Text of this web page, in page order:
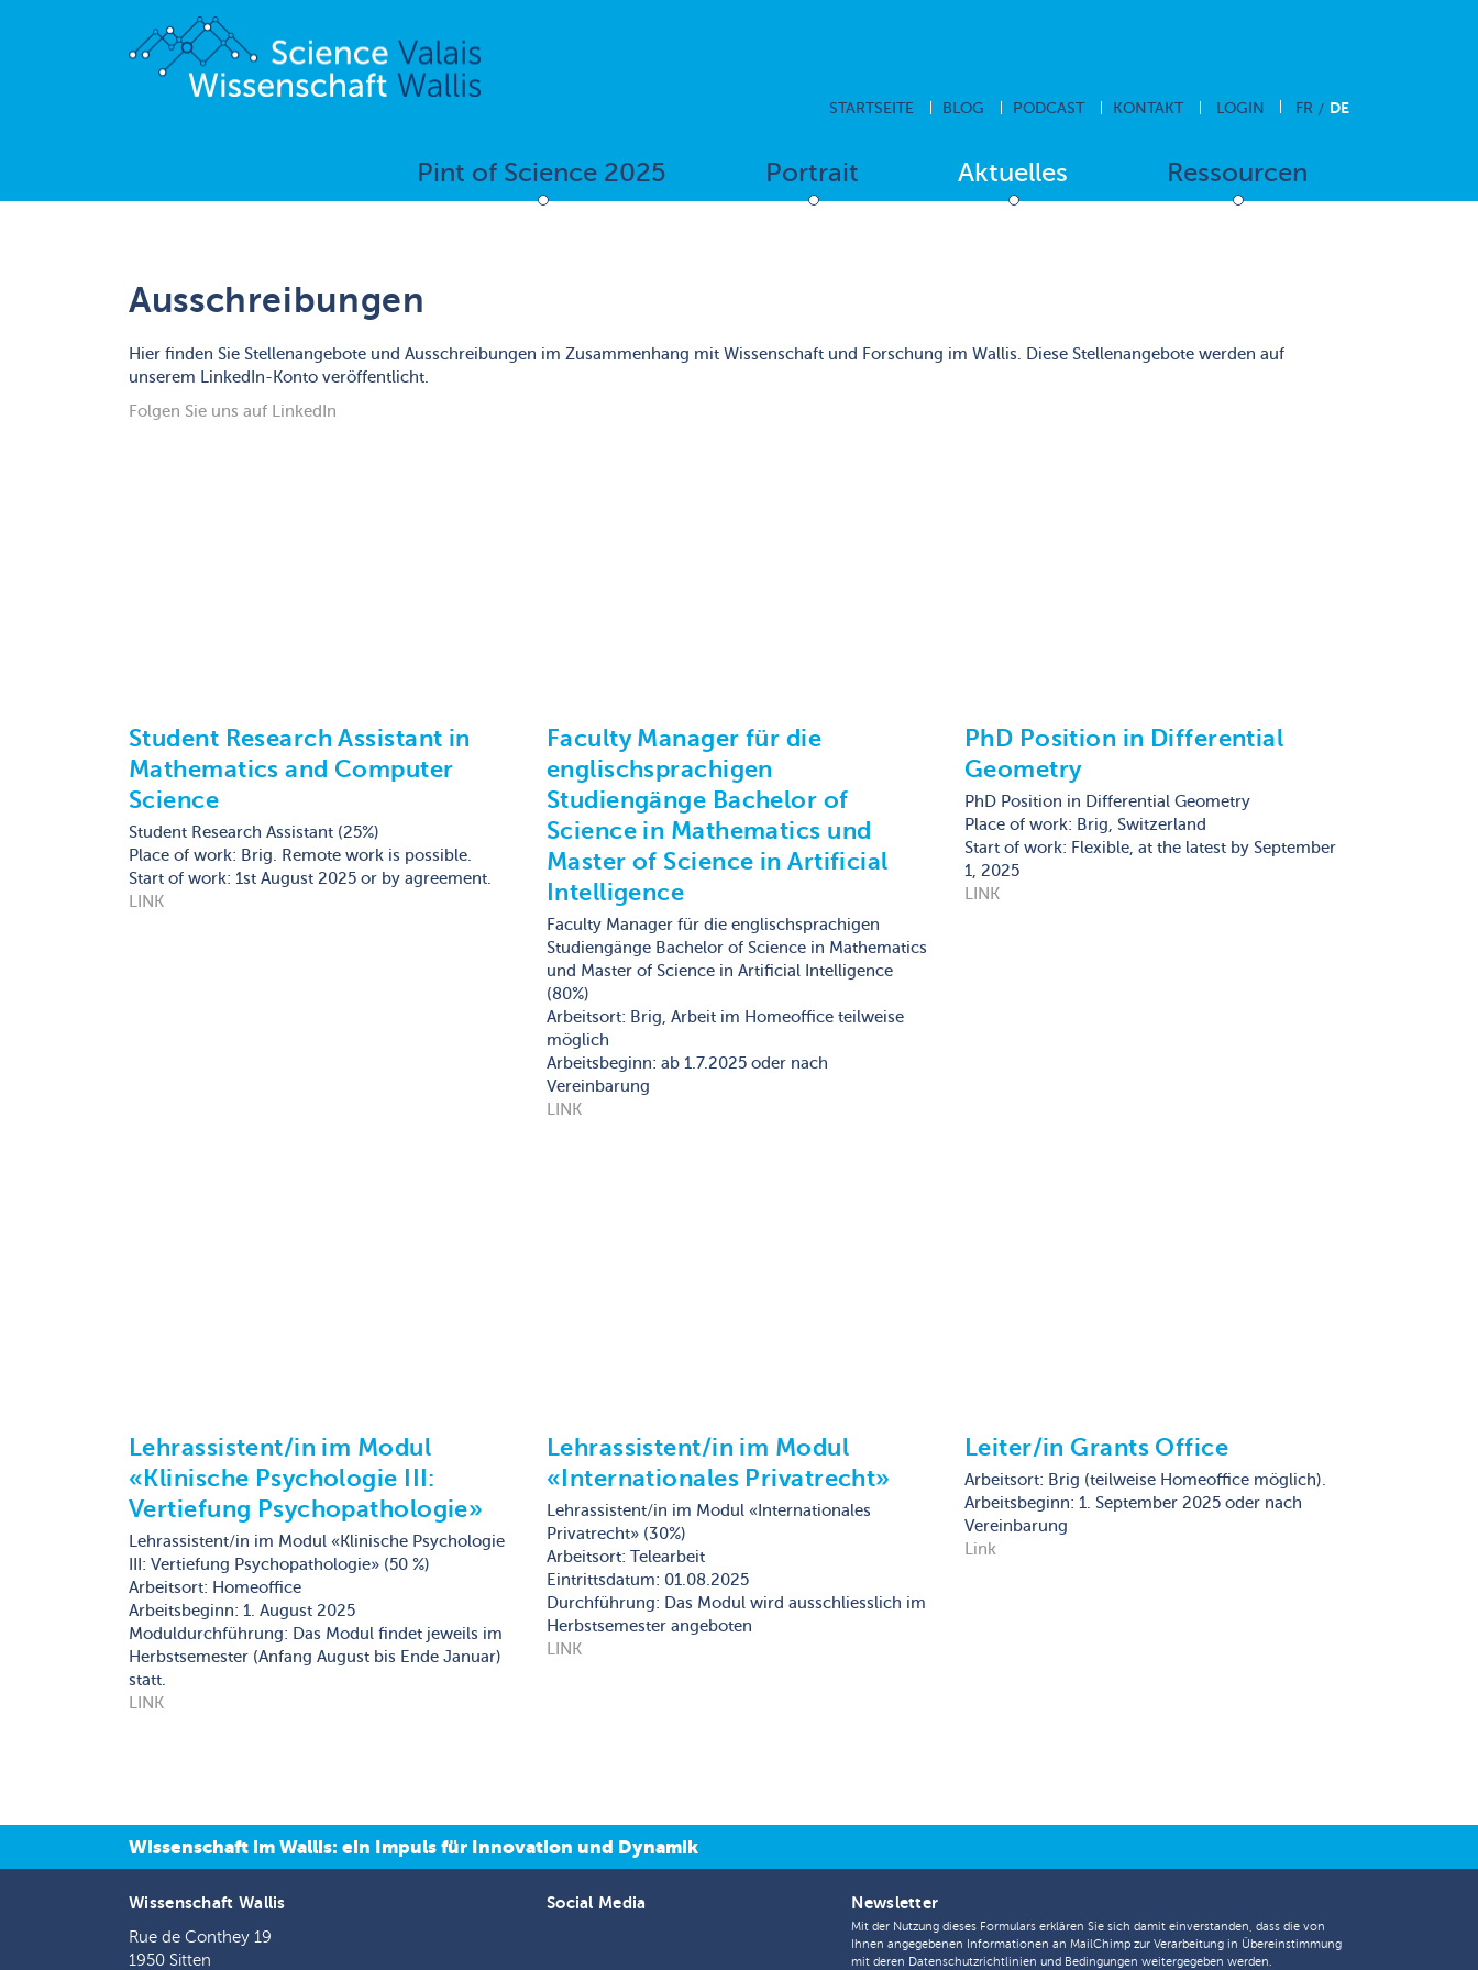
FR DE
LOGIN
STARTSEITE BLOG PODCAST KONTAKT
Pint of Science 2025 Portrait Aktuelles Ressourcen
Ausschreibungen
Hier finden Sie Stellenangebote und Ausschreibungen im Zusammenhang mit Wissenschaft und Forschung im Wallis. Diese Stellenangebote werden auf
unserem LinkedIn-Konto veröffentlicht.
Folgen Sie uns auf LinkedIn
Student Research Assistant in
Mathematics and Computer
Science
Student Research Assistant (25%)
Place of work: Brig. Remote work is possible.
Start of work: 1st August 2025 or by agreement.
LINK
Faculty Manager für die
englischsprachigen
Studiengänge Bachelor of
Science in Mathematics und
Master of Science in Artificial
Intelligence
Faculty Manager für die englischsprachigen
Studiengänge Bachelor of Science in Mathematics
und Master of Science in Artificial Intelligence
(80%)
Arbeitsort: Brig, Arbeit im Homeoffice teilweise
möglich
Arbeitsbeginn: ab 1.7.2025 oder nach
Vereinbarung
LINK
PhD Position in Differential
Geometry
PhD Position in Differential Geometry
Place of work: Brig, Switzerland
Start of work: Flexible, at the latest by September
1, 2025
LINK
Lehrassistent/in im Modul
«Klinische Psychologie III:
Vertiefung Psychopathologie»
Lehrassistent/in im Modul «Klinische Psychologie
III: Vertiefung Psychopathologie» (50 %)
Arbeitsort: Homeoffice
Arbeitsbeginn: 1. August 2025
Moduldurchführung: Das Modul findet jeweils im
Herbstsemester (Anfang August bis Ende Januar)
statt.
LINK
Lehrassistent/in im Modul
«Internationales Privatrecht»
Lehrassistent/in im Modul «Internationales
Privatrecht» (30%)
Arbeitsort: Telearbeit
Eintrittsdatum: 01.08.2025
Durchführung: Das Modul wird ausschliesslich im
Herbstsemester angeboten
LINK
Leiter/in Grants Office
Arbeitsort: Brig (teilweise Homeoffice möglich).
Arbeitsbeginn: 1. September 2025 oder nach
Vereinbarung
Link
Wissenschaft im Wallis: ein Impuls für Innovation und Dynamik
Wissenschaft Wallis
Rue de Conthey 19
1950 Sitten
Social Media Newsletter
Mit der Nutzung dieses Formulars erklären Sie sich damit einverstanden, dass die von
Ihnen angegebenen Informationen an MailChimp zur Verarbeitung in Übereinstimmung
mit deren Datenschutzrichtlinien und Bedingungen weitergegeben werden.